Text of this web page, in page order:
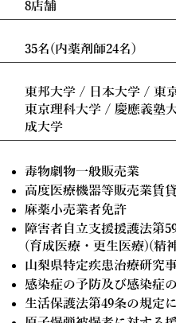
8店舗
35名(内薬剤師24名)
東邦大学 / 日本大学 / 東
東京理科大学 / 慶應義塾
成大学
毒物劇物一般販売業
高度医療機器等販売業賃
麻薬小売業者免許
障害者自立支援援護法第
(育成医療・更生医療)(精
山梨県特定疾患治療研究
感染症の予防及び感染症
生活保護法第49条の規定